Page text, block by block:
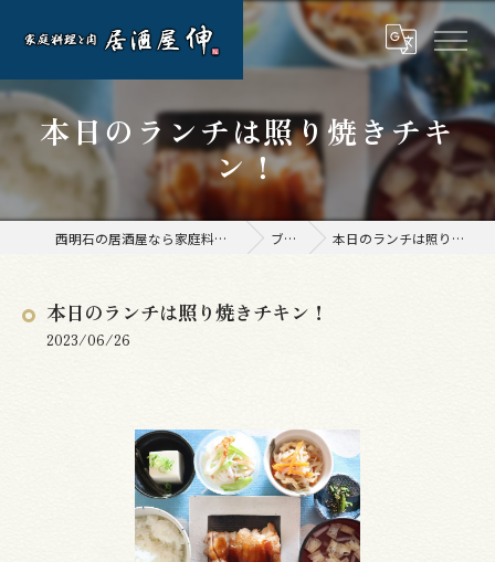
本日のランチは照り焼きチキ
ン！
西明石の居酒屋なら家庭料理と肉 居酒屋 伸 ブログ 本日のランチは照り焼きチキン！
本日のランチは照り焼きチキン！
2023/06/26